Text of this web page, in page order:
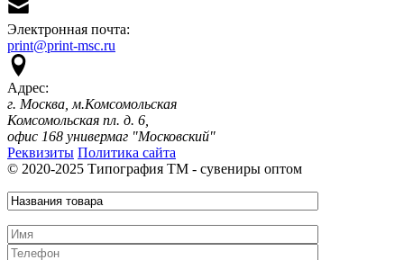
Электронная почта:
print@print-msc.ru
Адрес:
г. Москва, м.Комсомольская
Комсомольская пл. д. 6,
офис 168 универмаг "Московский"
Реквизиты Политика сайта
© 2020-2025 Типография ТМ - сувениры оптом